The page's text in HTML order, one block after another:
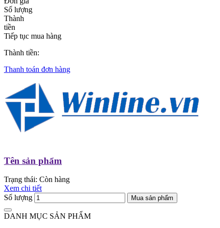
Số lượng
Thành
tiền
Tiếp tục mua hàng
Thành tiền:
Thanh toán đơn hàng
Tên sản phẩm
Trạng thái: Còn hàng
Xem chi tiết
Số lượng
Mua sản phẩm
DANH MỤC SẢN PHẨM